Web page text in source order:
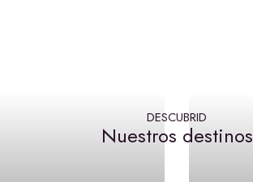
DESCUBRID
Nuestros destinos